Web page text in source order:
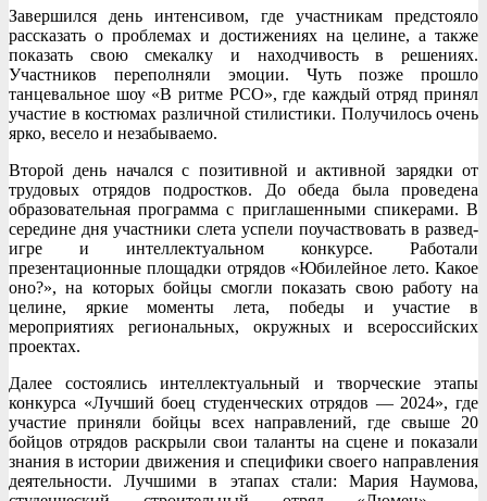
Завершился день интенсивом, где участникам предстояло
рассказать о проблемах и достижениях на целине, а также
показать свою смекалку и находчивость в решениях.
Участников переполняли эмоции. Чуть позже прошло
танцевальное шоу «В ритме РСО», где каждый отряд принял
участие в костюмах различной стилистики. Получилось очень
ярко, весело и незабываемо.
Второй день начался с позитивной и активной зарядки от
трудовых отрядов подростков. До обеда была проведена
образовательная программа с приглашенными спикерами. В
середине дня участники слета успели поучаствовать в развед-
игре и интеллектуальном конкурсе. Работали
презентационные площадки отрядов «Юбилейное лето. Какое
оно?», на которых бойцы смогли показать свою работу на
целине, яркие моменты лета, победы и участие в
мероприятиях региональных, окружных и всероссийских
проектах.
Далее состоялись интеллектуальный и творческие этапы
конкурса «Лучший боец студенческих отрядов — 2024», где
участие приняли бойцы всех направлений, где свыше 20
бойцов отрядов раскрыли свои таланты на сцене и показали
знания в истории движения и специфики своего направления
деятельности. Лучшими в этапах стали: Мария Наумова,